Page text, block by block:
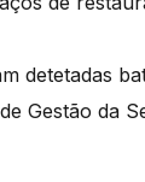
detetadas
Gestão da